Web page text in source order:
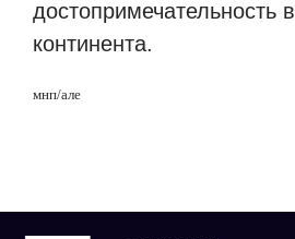
достопримечательность
континента.
мнп/але